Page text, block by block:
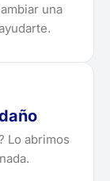
una
Lo abrimos